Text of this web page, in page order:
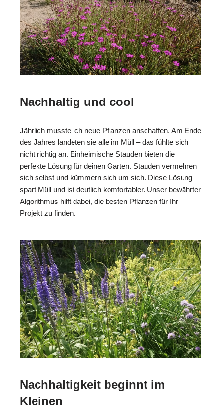
Nachhaltig und cool
Jährlich musste ich neue Pflanzen anschaffen. Am Ende
des Jahres landeten sie alle im Müll – das fühlte sich
nicht richtig an. Einheimische Stauden bieten die
perfekte Lösung für deinen Garten. Stauden vermehren
sich selbst und kümmern sich um sich. Diese Lösung
spart Müll und ist deutlich komfortabler. Unser bewährter
Algorithmus hilft dabei, die besten Pflanzen für Ihr
Projekt zu finden.
Nachhaltigkeit beginnt im
Kleinen